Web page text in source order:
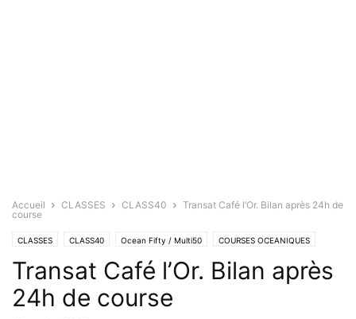
Accueil CLASSES CLASS40
Transat Café l’Or. Bilan après 24h de
course
CLASSES CLASS40 Ocean Fifty / Multi50 COURSES OCEANIQUES
Transat Jacques Vabre / Café l'Or ULTIMES
Transat Café l’Or. Bilan après
24h de course